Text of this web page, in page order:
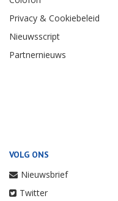
Privacy & Cookiebeleid
Nieuwsscript
Partnernieuws
VOLG ONS
Nieuwsbrief
Twitter